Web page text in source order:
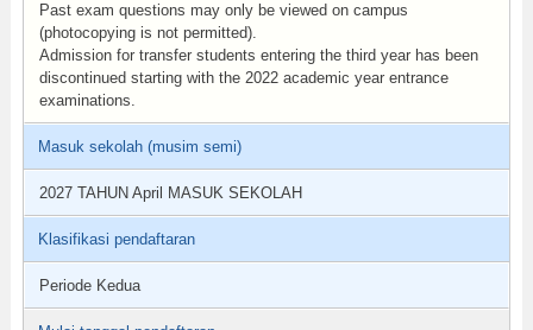
Past exam questions may only be viewed on campus
(photocopying is not permitted).
Admission for transfer students entering the third year has been
discontinued starting with the 2022 academic year entrance
examinations.
Masuk sekolah (musim semi)
2027 TAHUN April MASUK SEKOLAH
Klasifikasi pendaftaran
Periode Kedua